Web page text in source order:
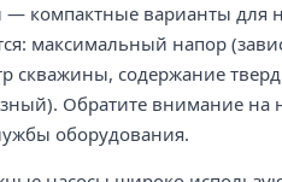
— компактные варианты для
максимальный напор
скважины, содержание
Обратите внимание на
оборудования.